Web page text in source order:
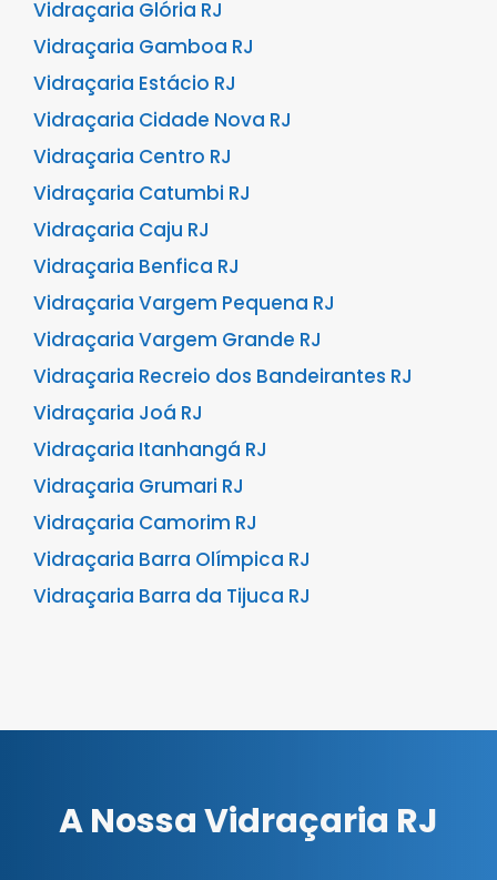
Vidraçaria Glória RJ
Vidraçaria Gamboa RJ
Vidraçaria Estácio RJ
Vidraçaria Cidade Nova RJ
Vidraçaria Centro RJ
Vidraçaria Catumbi RJ
Vidraçaria Caju RJ
Vidraçaria Benfica RJ
Vidraçaria Vargem Pequena RJ
Vidraçaria Vargem Grande RJ
Vidraçaria Recreio dos Bandeirantes RJ
Vidraçaria Joá RJ
Vidraçaria Itanhangá RJ
Vidraçaria Grumari RJ
Vidraçaria Camorim RJ
Vidraçaria Barra Olímpica RJ
Vidraçaria Barra da Tijuca RJ
A Nossa Vidraçaria RJ